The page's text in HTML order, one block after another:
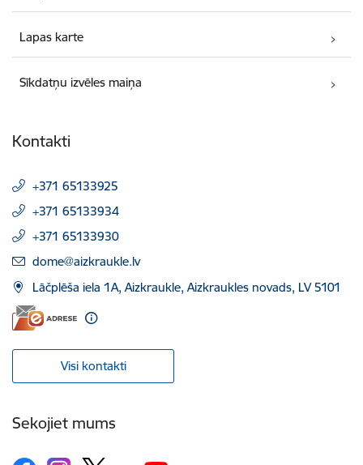
Lapas karte
Sīkdatņu izvēles maiņa
Kontakti
+371 65133925
+371 65133934
+371 65133930
E-pasts:
dome@aizkraukle.lv
Lāčplēša iela 1A, Aizkraukle, Aizkraukles novads, LV 5101
Visi kontakti
Sekojiet mums